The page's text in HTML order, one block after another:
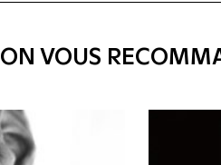
ON VOUS